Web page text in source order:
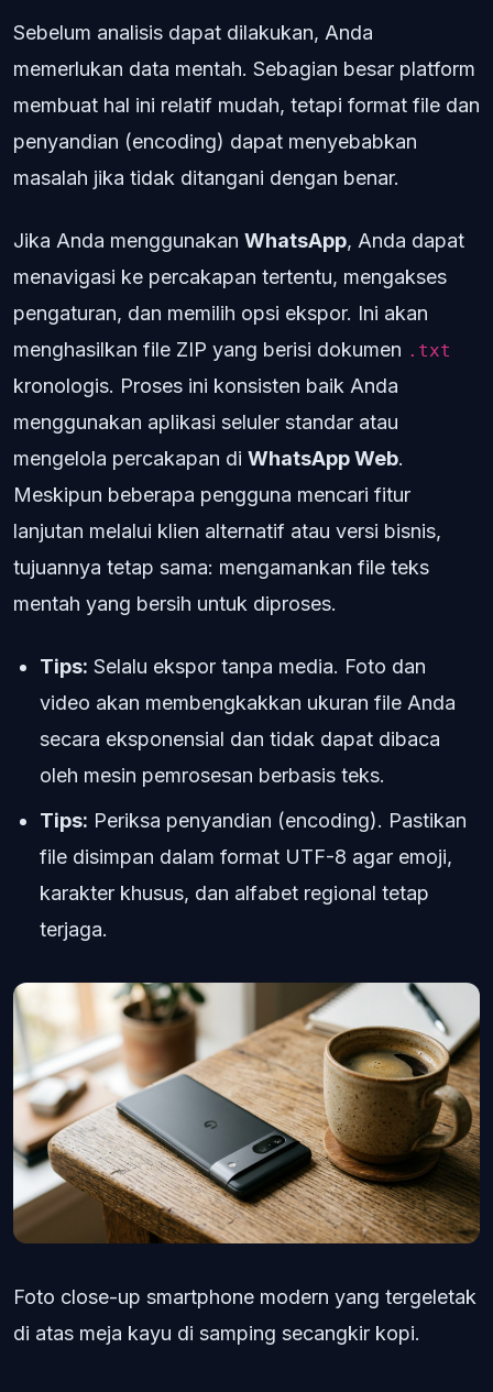
Sebelum analisis dapat dilakukan, Anda
memerlukan data mentah. Sebagian besar platform
membuat hal ini relatif mudah, tetapi format file dan
penyandian (encoding) dapat menyebabkan
masalah jika tidak ditangani dengan benar.
Jika Anda menggunakan WhatsApp, Anda dapat
menavigasi ke percakapan tertentu, mengakses
pengaturan, dan memilih opsi ekspor. Ini akan
menghasilkan file ZIP yang berisi dokumen .txt
kronologis. Proses ini konsisten baik Anda
menggunakan aplikasi seluler standar atau
mengelola percakapan di WhatsApp Web.
Meskipun beberapa pengguna mencari fitur
lanjutan melalui klien alternatif atau versi bisnis,
tujuannya tetap sama: mengamankan file teks
mentah yang bersih untuk diproses.
Tips: Selalu ekspor tanpa media. Foto dan
video akan membengkakkan ukuran file Anda
secara eksponensial dan tidak dapat dibaca
oleh mesin pemrosesan berbasis teks.
Tips: Periksa penyandian (encoding). Pastikan
file disimpan dalam format UTF-8 agar emoji,
karakter khusus, dan alfabet regional tetap
terjaga.
Foto close-up smartphone modern yang tergeletak
di atas meja kayu di samping secangkir kopi.